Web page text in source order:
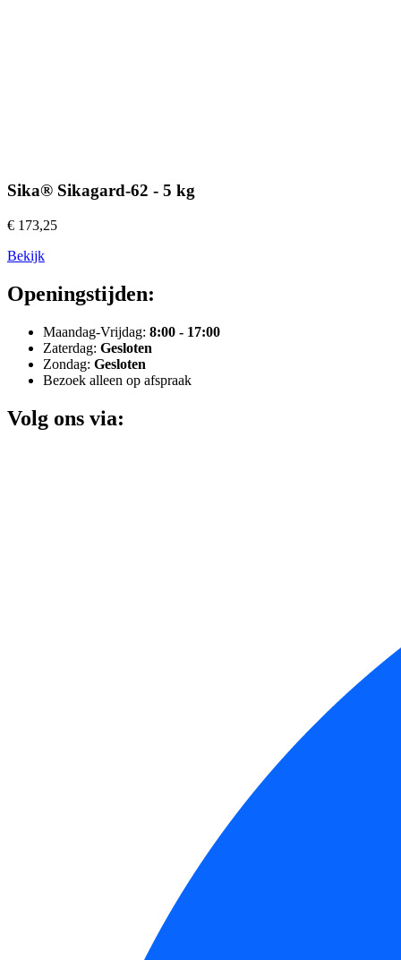
Sika® Sikagard-62 - 5 kg
€ 173,25
Bekijk
Openingstijden:
Maandag-Vrijdag: 8:00 - 17:00
Zaterdag: Gesloten
Zondag: Gesloten
Bezoek alleen op afspraak
Volg ons via: